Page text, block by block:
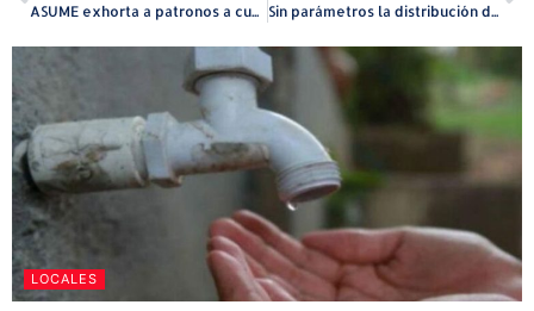
ASUME exhorta a patronos a cumplir con registro que agiliza el cobro de pensiones alimentarias Sin parámetros la distribución de $4.7 millones provenientes de las máquinas de juegos de azar
LOCALES